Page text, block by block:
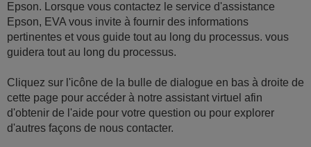
Epson. Lorsque vous contactez le service d'assistance
Epson, EVA vous invite à fournir des informations
pertinentes et vous guide tout au long du processus. vous
guidera tout au long du processus.
Cliquez sur l'icône de la bulle de dialogue en bas à droite de
cette page pour accéder à notre assistant virtuel afin
d'obtenir de l'aide pour votre question ou pour explorer
d'autres façons de nous contacter.